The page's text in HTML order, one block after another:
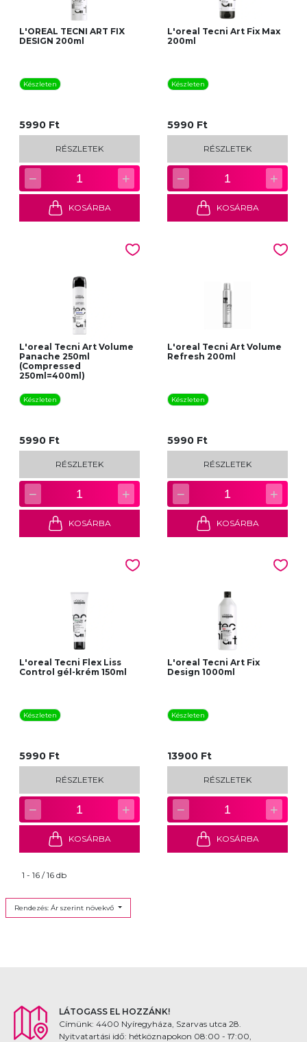
L'OREAL TECNI ART FIX
DESIGN 200ml
Készleten
5990 Ft
RÉSZLETEK
− 1 +
KOSÁRBA
L'oreal Tecni Art Fix Max
200ml
Készleten
5990 Ft
RÉSZLETEK
− 1 +
KOSÁRBA
L'oreal Tecni Art Volume
Panache 250ml
(Compressed
250ml=400ml)
Készleten
5990 Ft
RÉSZLETEK
− 1 +
KOSÁRBA
L'oreal Tecni Art Volume
Refresh 200ml
Készleten
5990 Ft
RÉSZLETEK
− 1 +
KOSÁRBA
L'oreal Tecni Flex Liss
Control gél-krém 150ml
Készleten
5990 Ft
RÉSZLETEK
− 1 +
KOSÁRBA
L'oreal Tecni Art Fix
Design 1000ml
Készleten
13900 Ft
RÉSZLETEK
− 1 +
KOSÁRBA
1 - 16 / 16 db
Rendezés: Ár szerint növekvő
LÁTOGASS EL HOZZÁNK!
Címünk: 4400 Nyíregyháza, Szarvas utca 28.
Nyitvatartási idő: hétköznapokon 08:00 - 17:00,